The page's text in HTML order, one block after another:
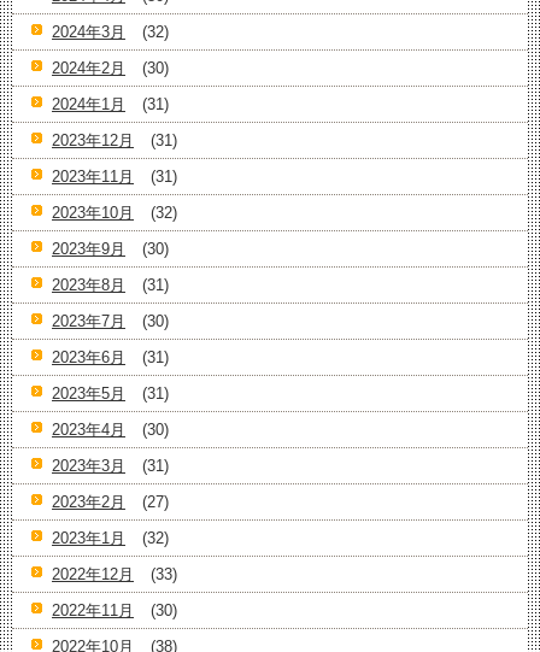
2024年3月
(32)
2024年2月
(30)
2024年1月
(31)
2023年12月
(31)
2023年11月
(31)
2023年10月
(32)
2023年9月
(30)
2023年8月
(31)
2023年7月
(30)
2023年6月
(31)
2023年5月
(31)
2023年4月
(30)
2023年3月
(31)
2023年2月
(27)
2023年1月
(32)
2022年12月
(33)
2022年11月
(30)
2022年10月
(38)